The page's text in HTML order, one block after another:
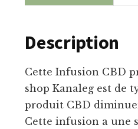
Description
Cette Infusion CBD
shop Kanaleg est de
produit CBD
Cette infusion a une